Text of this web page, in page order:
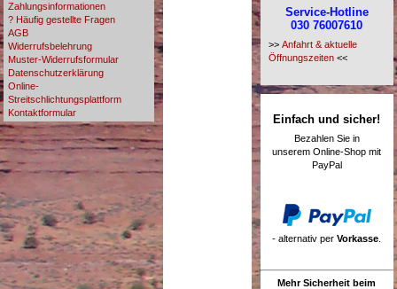
Zahlungsinformationen
? Häufig gestellte Fragen
AGB
Widerrufsbelehrung
Muster-Widerrufsformular
Datenschutzerklärung
Online-
Streitschlichtungsplattform
Kontaktformular
Service-Hotline
030 76007610
>> Anfahrt & aktuelle
Öffnungszeiten<<
Einfach und sicher!
Bezahlen Sie in
unserem Online-Shop mit
PayPal
- alternativ perVorkasse
Mehr Sicherheit beim